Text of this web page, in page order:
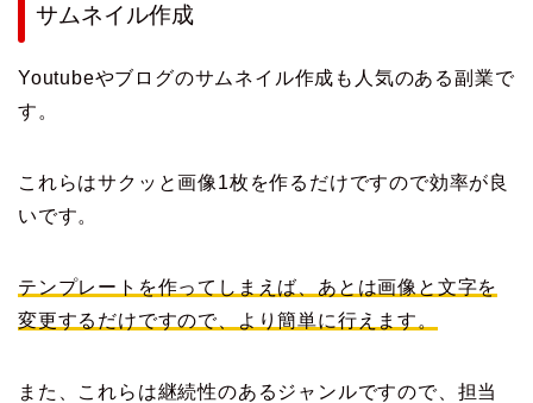
サムネイル作成
Youtubeやブログのサムネイル作成も人気のある副業で
す。
これらはサクッと画像1枚を作るだけですので効率が良
いです。
テンプレートを作ってしまえば、あとは画像と文字を
変更するだけですので、より簡単に行えます。
また、これらは継続性のあるジャンルですので、担当